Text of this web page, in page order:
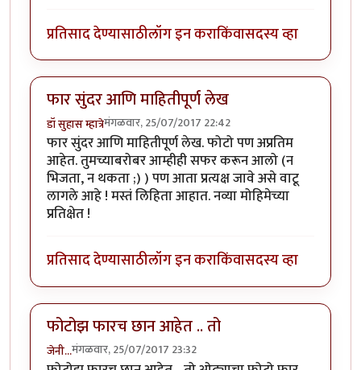
प्रतिसाद देण्यासाठीलॉग इन कराकिंवासदस्य व्हा
फार सुंदर आणि माहितीपूर्ण लेख
डॉ सुहास म्हात्रेमंगळवार, 25/07/2017 22:42
फार सुंदर आणि माहितीपूर्ण लेख. फोटो पण अप्रतिम
आहेत. तुमच्याबरोबर आम्हीही सफर करून आलो (न
भिजता, न थकता ;) ) पण आता प्रत्यक्ष जावे असे वाटू
लागले आहे ! मस्तं लिहिता आहात. नव्या मोहिमेच्या
प्रतिक्षेत !
प्रतिसाद देण्यासाठीलॉग इन कराकिंवासदस्य व्हा
फोटोझ फारच छान आहेत .. तो
जेनी...मंगळवार, 25/07/2017 23:32